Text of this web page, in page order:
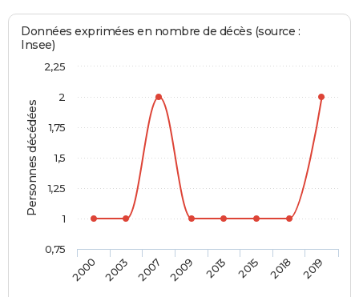
Personnes décédées
Données exprimées en nombre de décès (source :
Insee)
2000 2003 2007 2009 2013 2015 2018 2019
0,75
1
1,25
1,5
1,75
2
2,25